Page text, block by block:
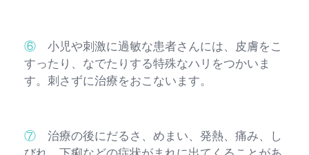
⑥ 小児や刺激に過敏な患者さんには、皮膚をこ
すったり、なでたりする特殊なハリをつかいま
す。刺さずに治療をおこないます。
⑦ 治療の後にだるさ、めまい、発熱、痛み、し